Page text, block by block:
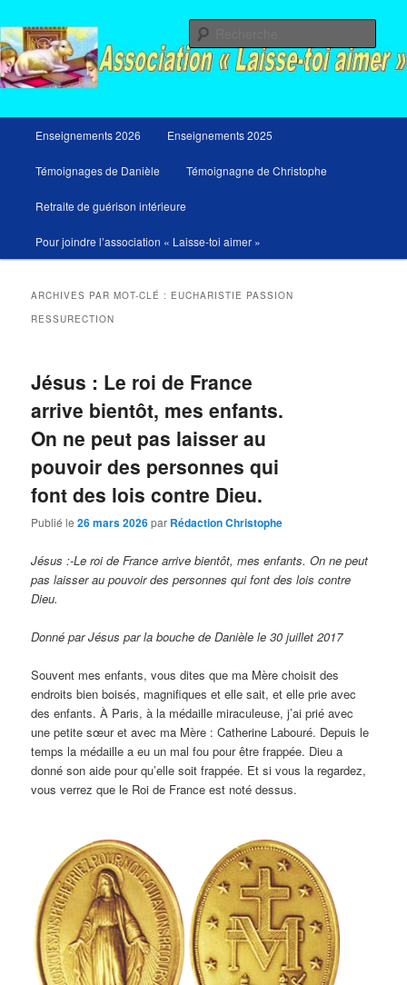
au
contenu
principal
au
contenu
secondaire
principal
Enseignements 2026 Enseignements 2025
Témoignages de Danièle Témoignagne de Christophe
Retraite de guérison intérieure
Pour joindre l’association « Laisse-toi aimer »
ARCHIVES PAR MOT-CLÉ : EUCHARISTIE PASSION
RESSURECTION
Jésus : Le roi de France
arrive bientôt, mes enfants.
On ne peut pas laisser au
pouvoir des personnes qui
font des lois contre Dieu.
Publié le26 mars 2026par Rédaction Christophe
Jésus :-Le roi de France arrive bientôt, mes enfants. On ne peut
pas laisser au pouvoir des personnes qui font des lois contre
Dieu.
Donné par Jésus par la bouche de Danièle le 30 juillet 2017
Souvent mes enfants, vous dites que ma Mère choisit des
endroits bien boisés, magnifiques et elle sait, et elle prie avec
des enfants. À Paris, à la médaille miraculeuse, j’ai prié avec
une petite sœur et avec ma Mère : Catherine Labouré. Depuis le
temps la médaille a eu un mal fou pour être frappée. Dieu a
donné son aide pour qu’elle soit frappée. Et si vous la regardez,
vous verrez que le Roi de France est noté dessus.